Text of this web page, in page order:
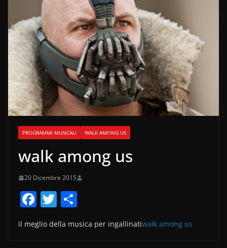
PROGRAMMI MUSICALI WALK AMONG US
walk among us
20 Dicembre 2015
F
a
c
T
w
itt
o
n
il meglio della musica per ingallinatiwalk among us